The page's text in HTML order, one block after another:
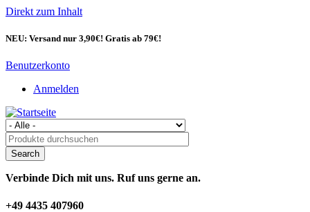
Direkt zum Inhalt
NEU: Versand nur 3,90€! Gratis ab 79€!
Benutzerkonto
Anmelden
Verbinde Dich mit uns. Ruf uns gerne an.
+49 4435 407960